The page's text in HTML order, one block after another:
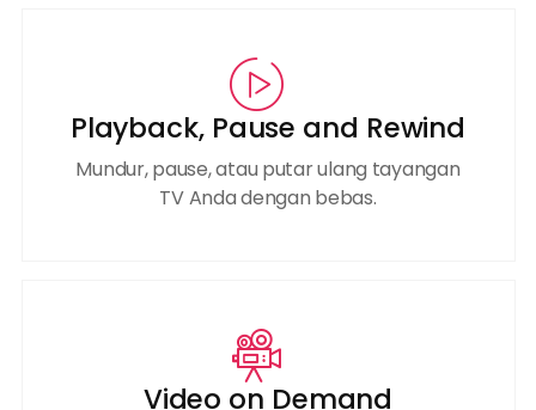
Playback, Pause and Rewind
Mundur, pause, atau putar ulang tayangan
TV Anda dengan bebas.
Video on Demand